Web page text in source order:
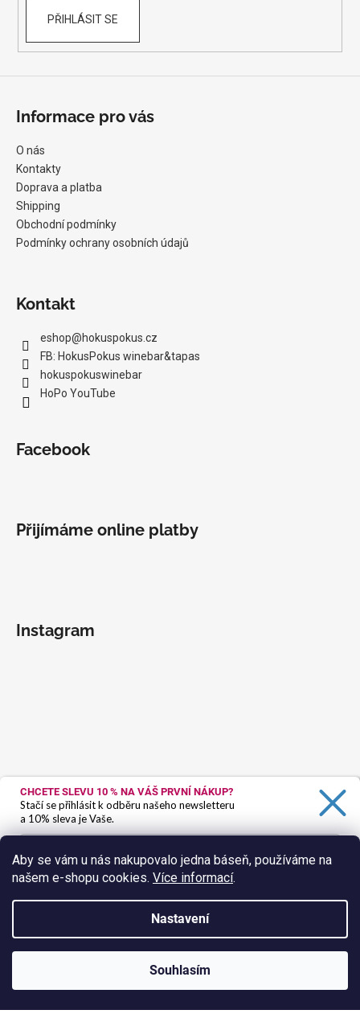
Aby se vám u nás nakupovalo jedna báseň, používáme na
našem e-shopu cookies. Více informací.
Nastavení
Souhlasím
PŘIHLÁSIT SE
Informace pro vás
O nás
Kontakty
Doprava a platba
Shipping
Obchodní podmínky
Podmínky ochrany osobních údajů
Kontakt
eshop@hokuspokus.cz
FB: HokusPokus winebar&tapas
hokuspokuswinebar
HoPo YouTube
Facebook
Přijímáme online platby
Instagram
Sledovat na Instagramu
CHCETE SLEVU 10 % NA VÁŠ PRVNÍ NÁKUP?
Stačí se přihlásit k odběru našeho newsletteru
a 10% sleva je Vaše.
Ano, chci se přihlásit
Zásady zpracování osobních údajů